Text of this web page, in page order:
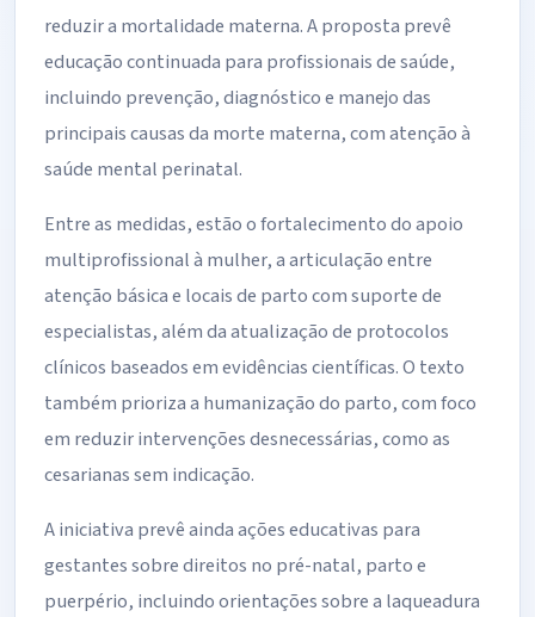
reduzir a mortalidade materna. A proposta prevê
educação continuada para profissionais de saúde,
incluindo prevenção, diagnóstico e manejo das
principais causas da morte materna, com atenção à
saúde mental perinatal.
Entre as medidas, estão o fortalecimento do apoio
multiprofissional à mulher, a articulação entre
atenção básica e locais de parto com suporte de
especialistas, além da atualização de protocolos
clínicos baseados em evidências científicas. O texto
também prioriza a humanização do parto, com foco
em reduzir intervenções desnecessárias, como as
cesarianas sem indicação.
A iniciativa prevê ainda ações educativas para
gestantes sobre direitos no pré-natal, parto e
puerpério, incluindo orientações sobre a laqueadura